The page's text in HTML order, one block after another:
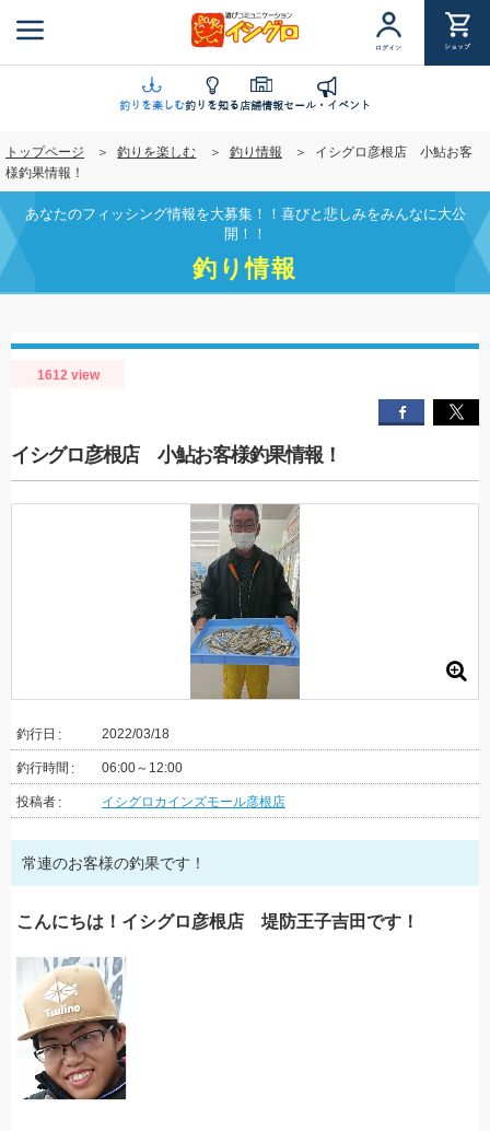
ン
ツ
移
動
ログイン ショップ
釣りを楽しむ釣りを知る店舗情報セール・イベント
トップページ 釣りを楽しむ 釣り情報
イシグロ彦根店 小鮎お客
様釣果情報！
あなたのフィッシング情報を大募集！！喜びと悲しみをみんなに大公
開！！
釣り情報
1612 view
イシグロ彦根店 小鮎お客様釣果情報！
釣行日 2022/03/18
釣行時間 06:00～12:00
投稿者 イシグロカインズモール彦根店
常連のお客様の釣果です！
こんにちは！イシグロ彦根店 堤防王子吉田です！